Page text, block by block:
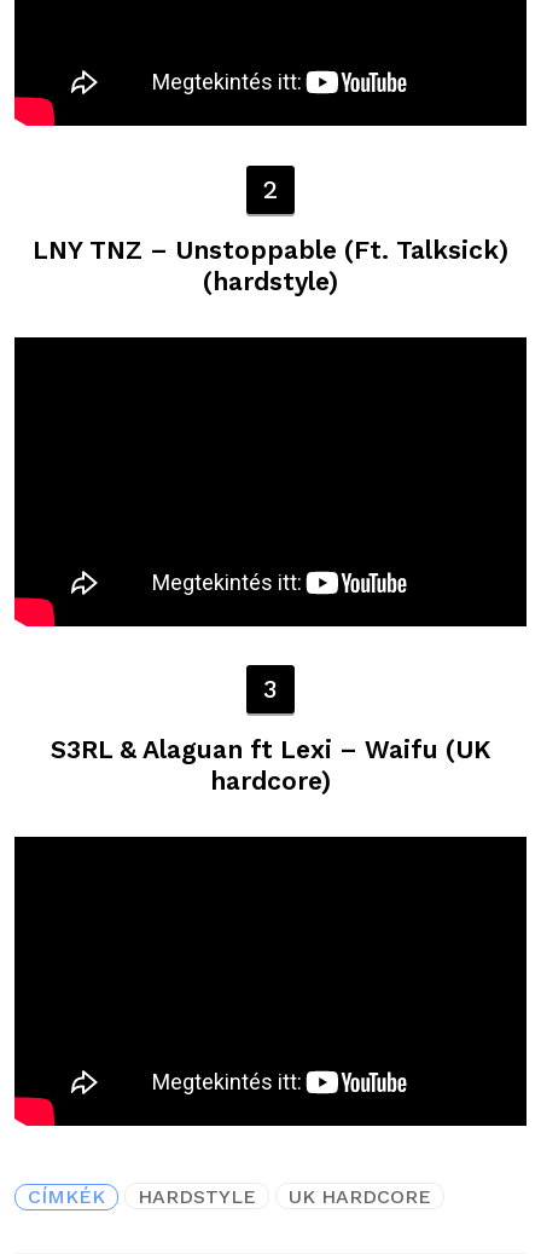
2
LNY TNZ – Unstoppable (Ft. Talksick)
(hardstyle)
3
S3RL & Alaguan ft Lexi – Waifu (UK
hardcore)
CÍMKÉK HARDSTYLE UK HARDCORE